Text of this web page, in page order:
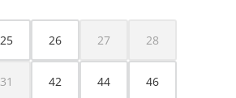
25 26 27
(Cette option n'est pas
28
(Cette option
31
(Cette option n'est pas disponible pour le moment.)
42 44 46